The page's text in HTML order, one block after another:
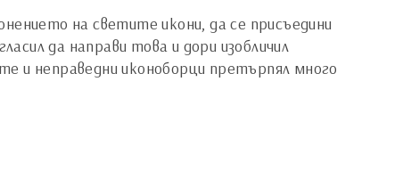
на светите икони, да се присъедини
да направи това и дори изобличил
и неправедни иконоборци претърпял много